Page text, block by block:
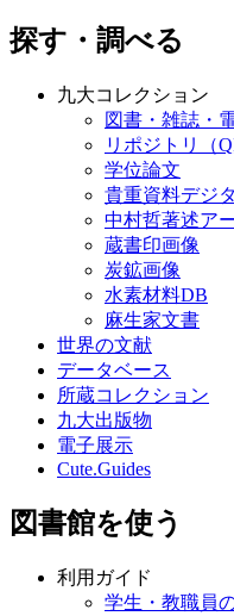
探す・調べる
九大コレクション
図書・雑誌・
リポジトリ（
学位論文
貴重資料デジ
中村哲著述ア
蔵書印画像
炭鉱画像
水素材料DB
麻生家文書
世界の文献
データベース
所蔵コレクション
九大出版物
電子展示
Cute.Guides
図書館を使う
利用ガイド
学生・教職員